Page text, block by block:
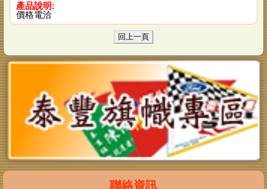
產品說明:
價格電洽